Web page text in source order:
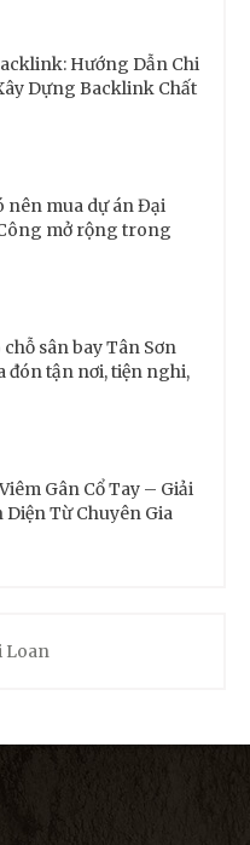
Hướng Dẫn Chi
Dựng Backlink Chất
nên mua dự án Đại
mở rộng trong
chỗ sân bay Tân Sơn
đón tận nơi, tiện nghi,
Gân Cổ Tay – Giải
Diện Từ Chuyên Gia
Loan